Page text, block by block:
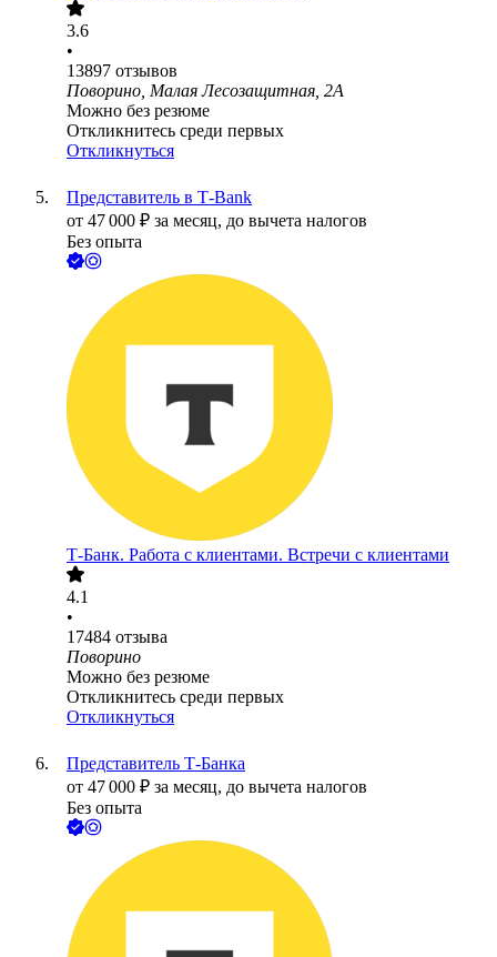
3.6
•
13897 отзывов
Поворино, Малая Лесозащитная, 2А
Можно без резюме
Откликнитесь среди первых
Откликнуться
Представитель в Т-Bank
от 47 000 ₽ за месяц, до вычета налогов
Без опыта
Т-Банк. Работа с клиентами. Встречи с клиентами
4.1
•
17484 отзыва
Поворино
Можно без резюме
Откликнитесь среди первых
Откликнуться
Представитель Т-Банка
от 47 000 ₽ за месяц, до вычета налогов
Без опыта